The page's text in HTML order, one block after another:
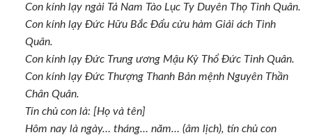
Con kính lạy ngài Tả Nam Tào Lục Ty Duyên Thọ Tinh Quân.
Con kính lạy Đức Hữu Bắc Đẩu cửu hàm Giải ách Tinh
Quân.
Con kính lạy Đức Trung ương Mậu Kỷ Thổ Đức Tinh Quân.
Con kính lạy Đức Thượng Thanh Bản mệnh Nguyên Thần
Chân Quân.
Tín chủ con là: [Họ và tên]
Hôm nay là ngày… tháng… năm… (âm lịch), tín chủ con